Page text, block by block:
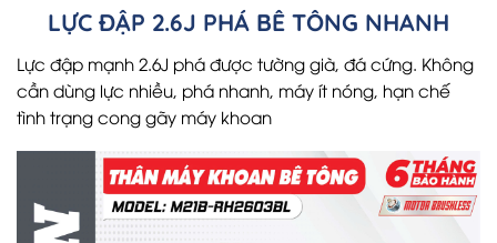
LỰC ĐẬP 2.6J PHÁ BÊ TÔNG NHANH
Lực đập mạnh 2.6J phá được tường già, đá cứng. Không
cần dùng lực nhiều, phá nhanh, máy ít nóng, hạn chế
tình trạng cong gãy máy khoan